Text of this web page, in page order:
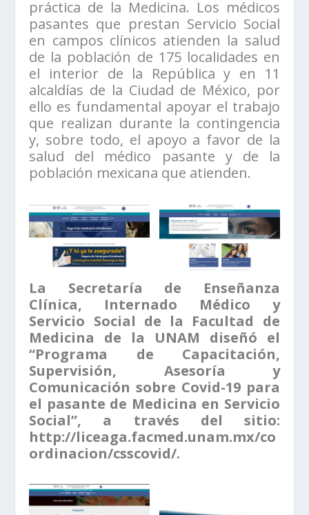
práctica de la Medicina. Los médicos
pasantes que prestan Servicio Social
en campos clínicos atienden la salud
de la población de 175 localidades en
el interior de la República y en 11
alcaldías de la Ciudad de México, por
ello es fundamental apoyar el trabajo
que realizan durante la contingencia
y, sobre todo, el apoyo a favor de la
salud del médico pasante y de la
población mexicana que atienden.
La Secretaría de Enseñanza
Clínica, Internado Médico y
Servicio Social de la Facultad de
Medicina de la UNAM diseñó el
“Programa de Capacitación,
Supervisión, Asesoría y
Comunicación sobre Covid-19 para
el pasante de Medicina en Servicio
Social”, a través del sitio:
http://liceaga.facmed.unam.mx/co
ordinacion/csscovid/.